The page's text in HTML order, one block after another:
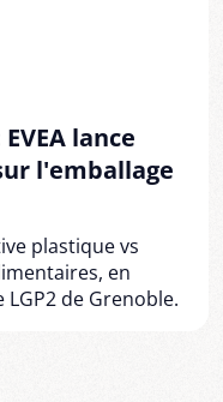
lance
l'emballage
plastique vs
en
de Grenoble.